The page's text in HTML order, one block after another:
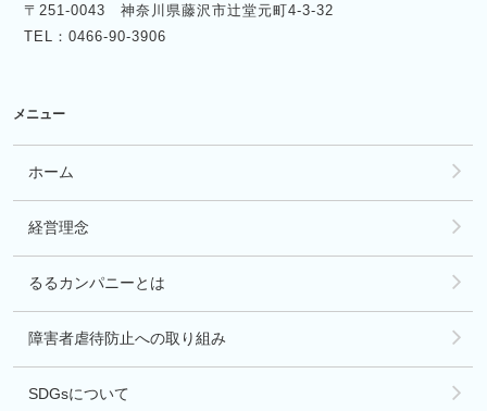
〒251-0043 神奈川県藤沢市辻堂元町4-3-32
TEL：0466-90-3906
メニュー
ホーム
経営理念
るるカンパニーとは
障害者虐待防止への取り組み
SDGsについて